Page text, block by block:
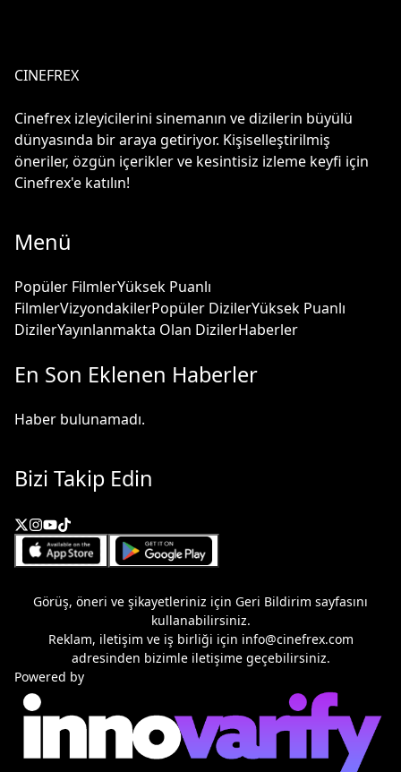
CINEFREX
Cinefrex izleyicilerini sinemanın ve dizilerin büyülü
dünyasında bir araya getiriyor. Kişiselleştirilmiş
öneriler, özgün içerikler ve kesintisiz izleme keyfi için
Cinefrex'e katılın!
Menü
Popüler FilmlerYüksek Puanlı
FilmlerVizyondakilerPopüler DizilerYüksek Puanlı
DizilerYayınlanmakta Olan DizilerHaberler
En Son Eklenen Haberler
Haber bulunamadı.
Bizi Takip Edin
Görüş, öneri ve şikayetleriniz için Geri Bildirim sayfasını
kullanabilirsiniz.
Reklam, iletişim ve iş birliği için info@cinefrex.com
adresinden bizimle iletişime geçebilirsiniz.
Powered by